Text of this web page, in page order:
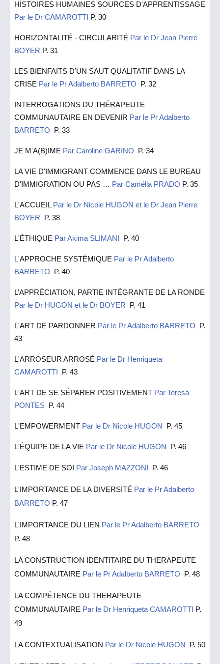
HISTOIRES HUMAINES SOURCES D'APPRENTISSAGE
Par le Dr CAMAROTTI
P. 30
HORIZONTALITÉ - CIRCULARITÉ Par le Dr Jean Pierre
BOYER P. 31
LES BIENFAITS D’UN SAUT QUALITATIF DANS LA
CRISE Par le Pr Adalberto BARRETO P.32
INTERROGATIONS DU THÉRAPEUTE
COMMUNAUTAIRE EN DEVENIR Par le Pr Adalberto
BARRETO P.33
JE M'A(B)IME Par Caroline GARINO P. 34
LA VIE D'IMMIGRANT COMMENCE DANS LE BUREAU
D'IMMIGRATION OU PAS … Par Camélia PRADO P.35
L'ACCUEIL Par le Dr Nicole HUGON et le Dr Jean Pierre
BOYER
P.38
L'ÉTHIQUE Par Akima SLIMANI P. 40
L'APPROCHE SYSTÉMIQUE Par le Pr Adalberto
BARRETO P. 40
L’APPRÉCIATION, PARTIE INTÉGRANTE DE LA RONDE
Par le Dr HUGON et le Dr BOYER P.41
L'ART DE PARDONNER Par le Pr Adalberto BARRETO P.
43
L'ARROSEUR ARROSÉ Par le Dr Henriqueta
CAMAROTTI
P.43
L'ART DE SE SÉPARER POSITIVEMENT Par Teresa
PONTES P. 44
L'EMPOWERMENT Par le Dr Nicole HUGON P.45
L'ÉQUIPE DE LA VIE Par le Dr Nicole HUGON P. 46
L'ESTIME DE SOI Par Joseph MAZZONI P. 46
L'IMPORTANCE DE LA DIVERSITÉ Par le Pr Adalberto
BARRETO P.47
L'IMPORTANCE DU LIEN Par le Pr Adalberto BARRETO
P. 48
LA CONSTRUCTION IDENTITAIRE DU THERAPEUTE
COMMUNAUTAIRE Par le Pr Adalberto BARRETO P. 48
LA COMPÉTENCE DU THERAPEUTE
COMMUNAUTAIRE Par le Dr Henriqueta CAMAROTTI P.
49
LA CONTEXTUALISATION Par le Dr Nicole HUGON P. 50